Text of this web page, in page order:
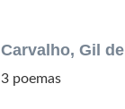
Carvalho, Gil de
3 poemas